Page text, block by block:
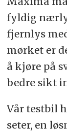
fyldig
fjernlys
mørket er
å kjøre på
bedre sikt
Vår testbil
seter, en